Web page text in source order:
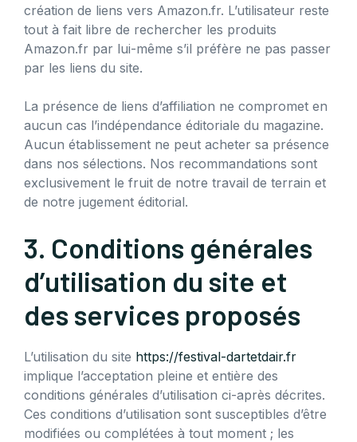
création de liens vers Amazon.fr. L’utilisateur reste
tout à fait libre de rechercher les produits
Amazon.fr par lui-même s’il préfère ne pas passer
par les liens du site.
La présence de liens d’affiliation ne compromet en
aucun cas l’indépendance éditoriale du magazine.
Aucun établissement ne peut acheter sa présence
dans nos sélections. Nos recommandations sont
exclusivement le fruit de notre travail de terrain et
de notre jugement éditorial.
3. Conditions générales
d’utilisation du site et
des services proposés
L’utilisation du site https://festival-dartetdair.fr
implique l’acceptation pleine et entière des
conditions générales d’utilisation ci-après décrites.
Ces conditions d’utilisation sont susceptibles d’être
modifiées ou complétées à tout moment ; les